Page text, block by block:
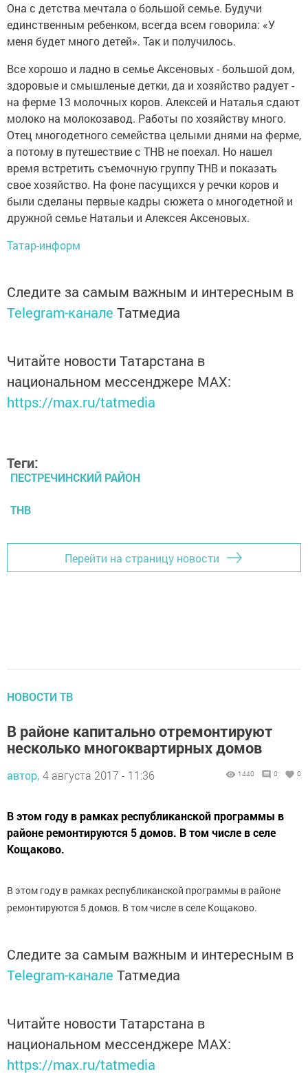
Она с детства мечтала о большой семье. Будучи
единственным ребенком, всегда всем говорила: «У
меня будет много детей». Так и получилось.
Все хорошо и ладно в семье Аксеновых - большой дом,
здоровые и смышленые детки, да и хозяйство радует -
на ферме 13 молочных коров. Алексей и Наталья сдают
молоко на молокозавод. Работы по хозяйству много.
Отец многодетного семейства целыми днями на ферме,
а потому в путешествие с ТНВ не поехал. Но нашел
время встретить съемочную группу ТНВ и показать
свое хозяйство. На фоне пасущихся у речки коров и
были сделаны первые кадры сюжета о многодетной и
дружной семье Натальи и Алексея Аксеновых.
Татар-информ
Следите за самым важным и интересным в
Telegram-канале Татмедиа
Читайте новости Татарстана в
национальном мессенджере MАХ:
https://max.ru/tatmedia
Теги:
ПЕСТРЕЧИНСКИЙ РАЙОН
ТНВ
Перейти на страницу новости
НОВОСТИ ТВ
В районе капитально отремонтируют
несколько многоквартирных домов
автор, 4 августа 2017 - 11:36 1440 0 0
В этом году в рамках республиканской программы в
районе ремонтируются 5 домов. В том числе в селе
Кощаково.
В этом году в рамках республиканской программы в районе
ремонтируются 5 домов. В том числе в селе Кощаково.
Следите за самым важным и интересным в
Telegram-канале Татмедиа
Читайте новости Татарстана в
национальном мессенджере MАХ:
https://max.ru/tatmedia